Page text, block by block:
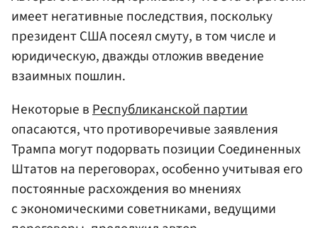
имеет негативные последствия, поскольку
президент США посеял смуту, в том числе и
юридическую, дважды отложив введение
взаимных пошлин.
Некоторые вРеспубликанской партии
опасаются, что противоречивые заявления
Трампа могут подорвать позиции Соединенных
Штатов на переговорах, особенно учитывая его
постоянные расхождения во мнениях
с экономическими советниками, ведущими